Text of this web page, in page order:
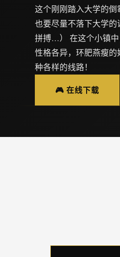
这个刚刚踏入大学的倒
也要尽量不落下大学
拼搏…） 在这个小镇中
性格各异，环肥燕瘦
种各样的线路！
🎮 在线下载